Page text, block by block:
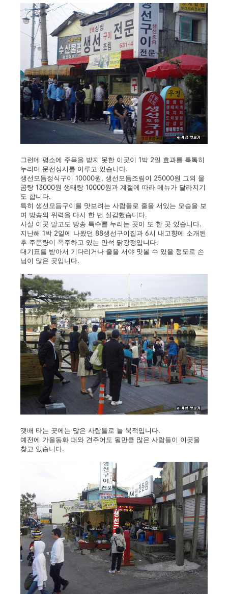
그런데 평소에 주목을 받지 못한 이곳이 1박 2일 효과를 톡톡히
누리며 문전성시를 이루고 있습니다.
생선모듬정식구이 10000원, 생선모듬조림이 25000원 그외 물
곰탕 13000원 생태탕 10000원과 계절에 따라 메뉴가 달라지기
도 합니다.
특히 생선모듬구이를 맛보려는 사람들로 줄을 서있는 모습을 보
며 방송의 위력을 다시 한 번 실감했습니다.
사실 이곳 말고도 방송 특수를 누리는 곳이 또 한 곳 있습니다.
지난해 1박 2일에 나왔던 88생선구이집과 6시 내고향에 소개된
후 주문량이 폭주하고 있는 만석 닭강정입니다.
대기표를 받아서 기다리거나 줄을 서야 맛볼 수 있을 정도로 손
님이 많은 곳입니다.
갯배 타는 곳에는 많은 사람들로 늘 북적입니다.
예전에 가을동화 때와 견주어도 될만큼 많은 사람들이 이곳을
찾고 있습니다.